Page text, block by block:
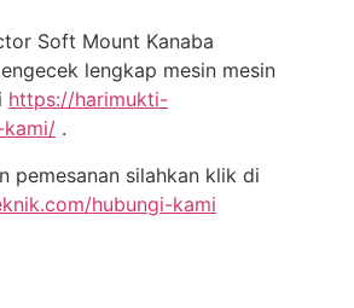
Soft Mount Kanaba
lengkap mesin mesin
https://harimukti-
.
pemesanan silahkan klik di
hubungi-kami